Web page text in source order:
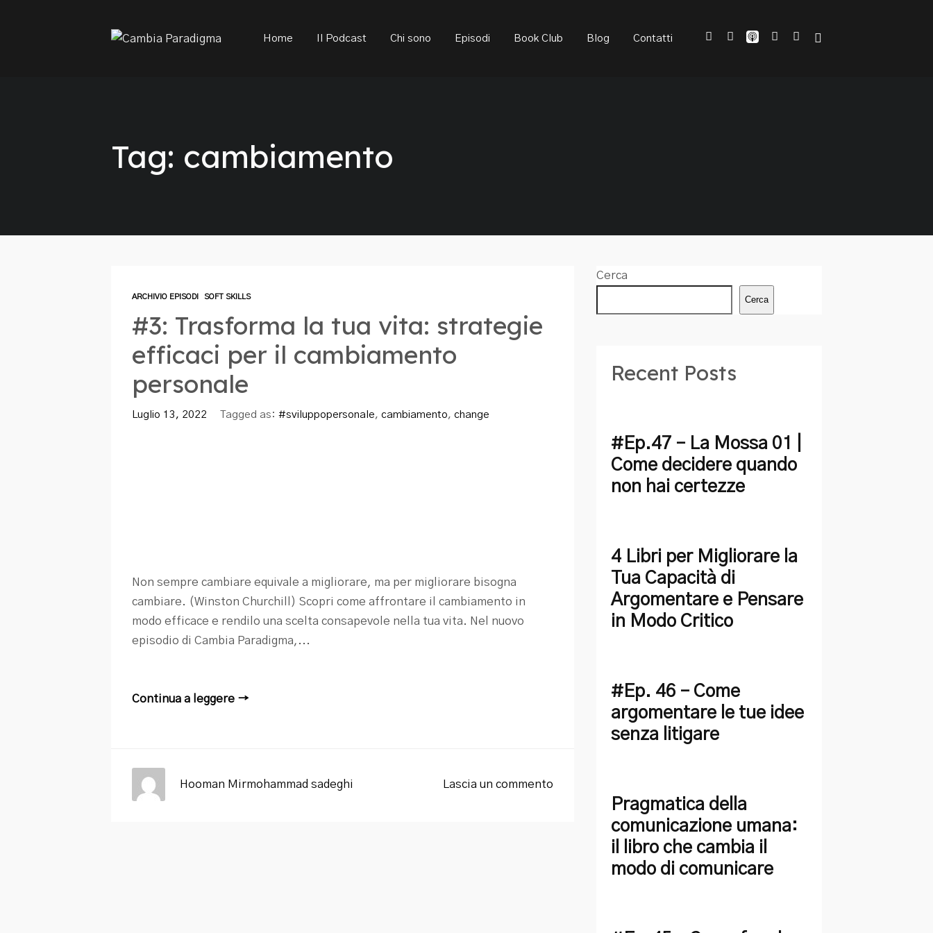
Home Il Podcast Chi sono Episodi Book Club Blog Contatti
Tag: cambiamento
ARCHIVIO EPISODI SOFT SKILLS
#3: Trasforma la tua vita: strategie
efficaci per il cambiamento
personale
Luglio 13, 2022 Tagged as: #sviluppopersonale, cambiamento, change
Non sempre cambiare equivale a migliorare, ma per migliorare bisogna
cambiare. (Winston Churchill) Scopri come affrontare il cambiamento in
modo efficace e rendilo una scelta consapevole nella tua vita. Nel nuovo
episodio di Cambia Paradigma,...
Continua a leggere →
Lascia un commento
Hooman Mirmohammad sadeghi
Cerca
Cerca
Recent Posts
#Ep.47 – La Mossa 01 |
Come decidere quando
non hai certezze
4 Libri per Migliorare la
Tua Capacità di
Argomentare e Pensare
in Modo Critico
#Ep. 46 – Come
argomentare le tue idee
senza litigare
Pragmatica della
comunicazione umana:
il libro che cambia il
modo di comunicare